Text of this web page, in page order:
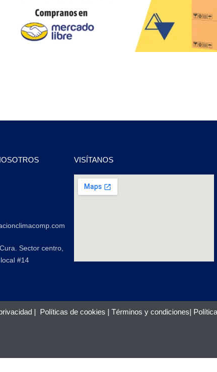
Sector centro,
#14
VISÍTANOS
| Políticas de cookies | Términos y condiciones| Política